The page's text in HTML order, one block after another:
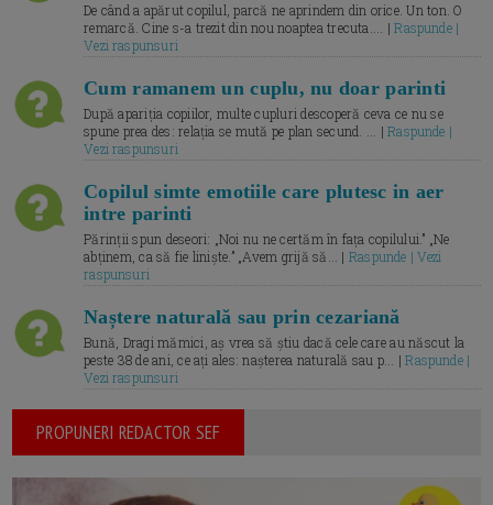
De când a apărut copilul, parcă ne aprindem din orice. Un ton. O
remarcă. Cine s-a trezit din nou noaptea trecuta.... |Raspunde |
Vezi raspunsuri
Cum ramanem un cuplu, nu doar parinti
După apariția copiilor, multe cupluri descoperă ceva ce nu se
spune prea des: relația se mută pe plan secund. ... |Raspunde |
Vezi raspunsuri
Copilul simte emotiile care plutesc in aer
intre parinti
Părinții spun deseori: „Noi nu ne certăm în fața copilului.” „Ne
abținem, ca să fie liniște.” „Avem grijă să... | Raspunde | Vezi
raspunsuri
Naștere naturală sau prin cezariană
Bună, Dragi mămici, aș vrea să știu dacă cele care au născut la
peste 38 de ani, ce ați ales: nașterea naturală sau p... |Raspunde |
Vezi raspunsuri
PROPUNERI REDACTOR SEF